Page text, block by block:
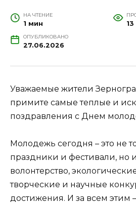
НА ЧТЕНИЕ
1 мин 13
ОПУБЛИКОВАНО
27.06.2026
Уважаемые жители
примите самые теплые и
поздравления с Днем
Молодежь сегодня – это не
праздники и фестивали, но
волонтерство,
творческие и научные
достижения. И за всем этим